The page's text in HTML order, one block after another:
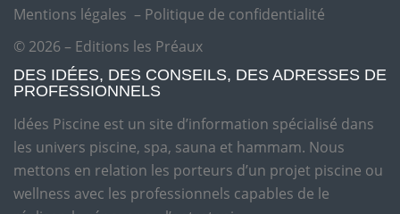
Mentions légales – Politique de confidentialité
© 2026 – Editions les Préaux
DES IDÉES, DES CONSEILS, DES ADRESSES DE
PROFESSIONNELS
Idées Piscine est un site d’information spécialisé dans
les univers piscine, spa, sauna et hammam. Nous
mettons en relation les porteurs d’un projet piscine ou
wellness avec les professionnels capables de le